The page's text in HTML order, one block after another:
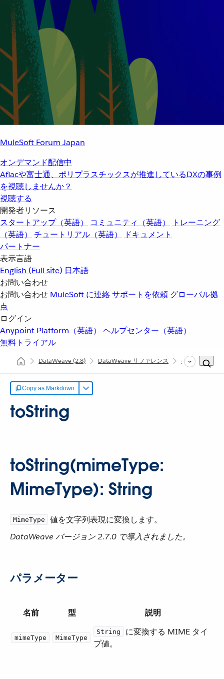
MuleSoft Forum Japan
オンデマンド配信中
Aflacや富士通、ポリプラスチックスが推進しているDXの事例
を視聴しませんか？
視聴する
開発者リソース
スタートアップ（英語）
コミュニティ（英語）
トレーニング
（英語）
チュートリアル（英語）
ドキュメント
パートナー
表示言語
English (Full site) 日本語
お問い合わせ
お問い合わせ MuleSoft に連絡サポートを依頼 グローバル拠
点
ログイン
Anypoint Platform（英語） ヘルプセンター（英語）
無料トライアル
DataWeave(2.8) DataWeave リファレンス
Copy as Markdown
toString
toString(mimeType:
MimeType): String
MimeType
​ 値を文字列表現に変換します。
DataWeave バージョン 2.7.0 で導入されました。
パラメーター
名前 型 説明
mimeType MimeType
String
​ に変換する MIME タイ
プ値。